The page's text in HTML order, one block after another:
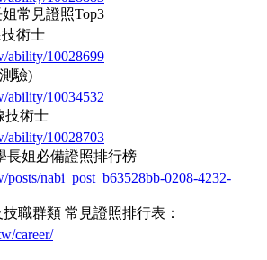
常見證照Top3
術士
ability/10028699
驗)
ability/10034532
技術士
ability/10028703
姐必備證照排行榜
posts/nabi_post_b63528bb-0208-4232-
職群類 常見證照排行表：
career/